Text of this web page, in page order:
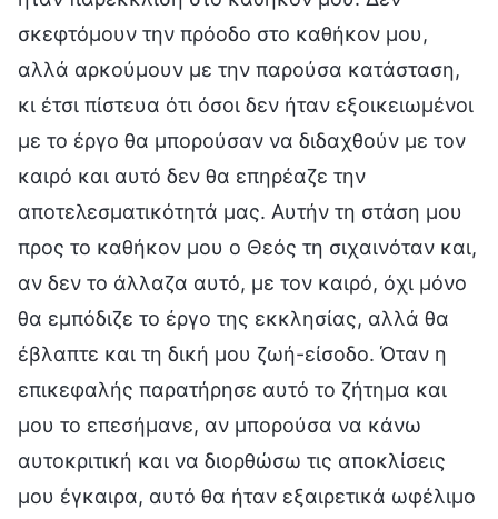
σκεφτόμουν την πρόοδο στο καθήκον μου,
αλλά αρκούμουν με την παρούσα κατάσταση,
κι έτσι πίστευα ότι όσοι δεν ήταν εξοικειωμένοι
με το έργο θα μπορούσαν να διδαχθούν με τον
καιρό και αυτό δεν θα επηρέαζε την
αποτελεσματικότητά μας. Αυτήν τη στάση μου
προς το καθήκον μου ο Θεός τη σιχαινόταν και,
αν δεν το άλλαζα αυτό, με τον καιρό, όχι μόνο
θα εμπόδιζε το έργο της εκκλησίας, αλλά θα
έβλαπτε και τη δική μου ζωή-είσοδο. Όταν η
επικεφαλής παρατήρησε αυτό το ζήτημα και
μου το επεσήμανε, αν μπορούσα να κάνω
αυτοκριτική και να διορθώσω τις αποκλίσεις
μου έγκαιρα, αυτό θα ήταν εξαιρετικά ωφέλιμο